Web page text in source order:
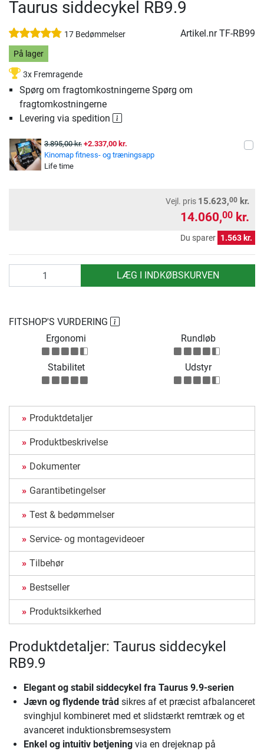
Taurus siddecykel RB9.9
17 Bedømmelser Artikel.nrTF-RB99
På lager
3x Fremragende
Spørg om fragtomkostningerne Spørg om
fragtomkostningerne
Levering via spedition
3.895,00 kr. +2.337,00 kr.
Kinomap fitness- og træningsapp
Life time
Vejl. pris 15.623,00 kr.
14.060,00 kr.
Du sparer 1.563 kr.
LÆG I INDKØBSKURVEN
FITSHOP'S VURDERING
Ergonomi
Rundløb
Stabilitet Udstyr
Produktdetaljer
Produktbeskrivelse
Dokumenter
Garantibetingelser
Test & bedømmelser
Service- og montagevideoer
Tilbehør
Bestseller
Produktsikkerhed
Produktdetaljer: Taurus siddecykel
RB9.9
Elegant og stabil siddecykel fra Taurus 9.9-serien
Jævn og flydende tråd sikres af et præcist afbalanceret
svinghjul kombineret med et slidstærkt remtræk og et
avanceret induktionsbremsesystem
Enkel og intuitiv betjening via en drejeknap på